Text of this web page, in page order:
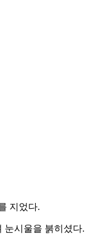
지었다.
눈시울을 붉히셨다.